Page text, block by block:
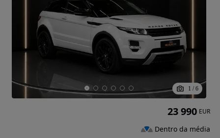
1 / 6
23 990 EUR
Dentro da média